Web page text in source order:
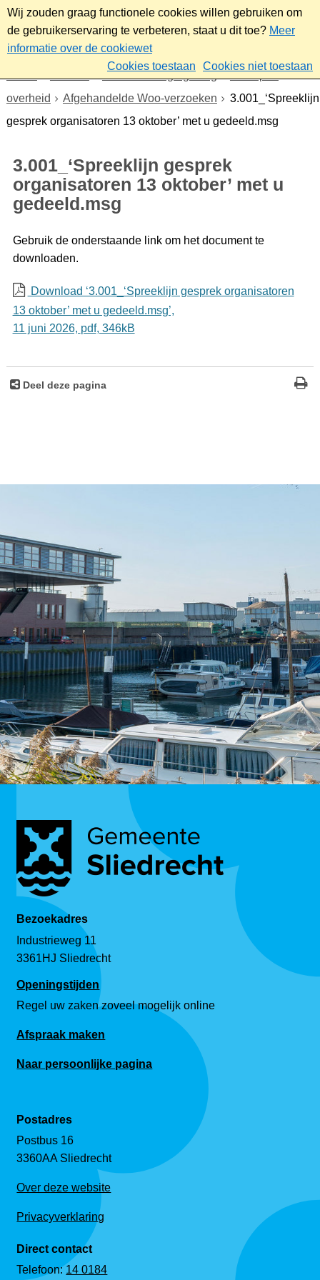
Wij zouden graag functionele cookies willen gebruiken om
de gebruikerservaring te verbeteren, staat u dit toe? Meer
informatie over de cookiewet
Cookies toestaan
Cookies niet toestaan
Beleid- en regelgeving
Wet open
overheid
Afgehandelde Woo-verzoeken
3.001_‘Spreeklijn
gesprek organisatoren 13 oktober’ met u gedeeld.msg
3.001_‘Spreeklijn gesprek
organisatoren 13 oktober’ met u
gedeeld.msg
Gebruik de onderstaande link om het document te
downloaden.
Download ‘3.001_‘Spreeklijn gesprek organisatoren
13 oktober’ met u gedeeld.msg’,
11 juni 2026, pdf, 346kB
Deel deze pagina
Bezoekadres
Industrieweg 11
3361HJ Sliedrecht
Openingstijden
Regel uw zaken zoveel mogelijk online
Afspraak maken
Naar persoonlijke pagina
Postadres
Postbus 16
3360AA Sliedrecht
Over deze website
Privacyverklaring
Direct contact
Telefoon:14 0184